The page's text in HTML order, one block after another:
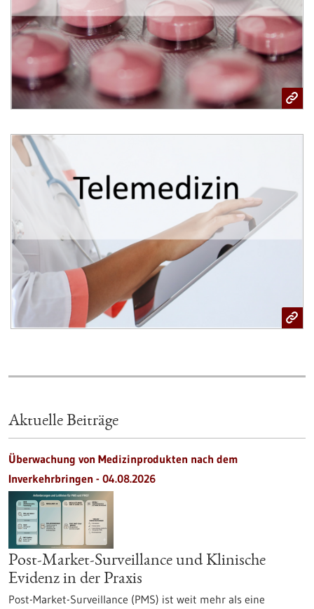
Aktuelle Beiträge
Überwachung von Medizinprodukten nach dem
Inverkehrbringen - 04.08.2026
Post-Market-Surveillance und Klinische
Evidenz in der Praxis
Post-Market-Surveillance (PMS) ist weit mehr als eine